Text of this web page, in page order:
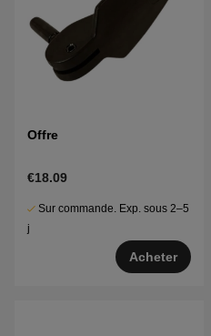
Offre
€18.09
Sur commande. Exp. sous 2–5
j
Acheter